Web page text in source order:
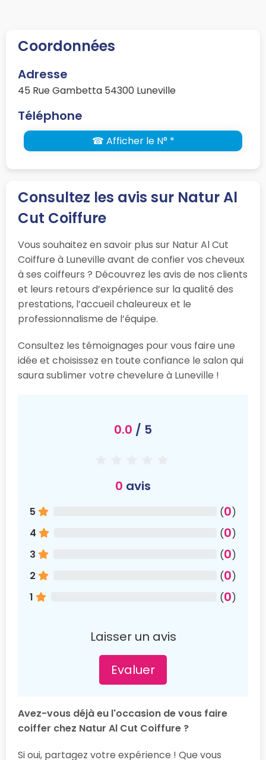
Coordonnées
Adresse
45 Rue Gambetta 54300 Luneville
Téléphone
☎ Afficher le N° *
Consultez les avis sur Natur Al
Cut Coiffure
Vous souhaitez en savoir plus sur Natur Al Cut
Coiffure à Luneville avant de confier vos cheveux
à ses coiffeurs ? Découvrez les avis de nos clients
et leurs retours d’expérience sur la qualité des
prestations, l’accueil chaleureux et le
professionnalisme de l’équipe.
Consultez les témoignages pour vous faire une
idée et choisissez en toute confiance le salon qui
saura sublimer votre chevelure à Luneville !
0.0 / 5
0 avis
5 (0)
4
(0)
3
(0)
2
(0)
1
(0)
Laisser un avis
Evaluer
Avez-vous déjà eu l'occasion de vous faire
coiffer chez Natur Al Cut Coiffure ?
Si oui, partagez votre expérience ! Que vous